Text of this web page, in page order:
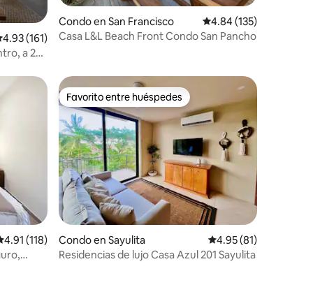
promedio: 4.93 de 5, 161 reseñas
4.93 (161)
a 2
Condo en San Francisco Calificación promedio:
4.84 (135)
Casa L&L Beach Front Condo San Pancho
promedio: 4.91 de 5, 118 reseñas
4.91 (118)
Favorito entre huéspedes
Favorito entre huéspedes
Condo en Sayulita Calificación
4.95 (81)
Residencias de lujo Casa Azul 201 Sayulita